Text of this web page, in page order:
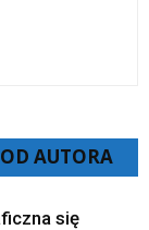
AUTORA
się